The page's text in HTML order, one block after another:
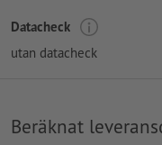
Datacheck
utan datacheck
Beräknat